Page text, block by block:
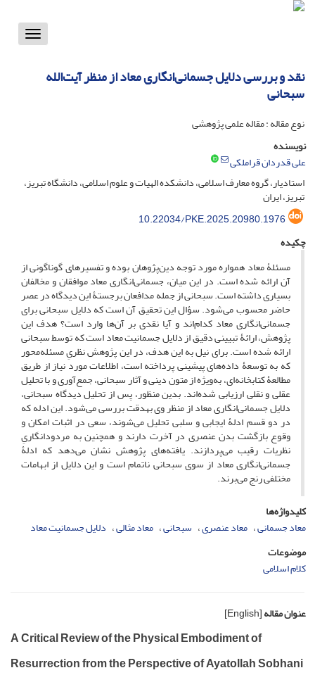
Toggle
نقد و بررسی دلایل جسمانی‌انگاری معاد از منظر آیت‌الله
سبحانی
نوع مقاله : مقاله علمی پژوهشی
نویسنده
علی قدردان قراملکی
استادیار، گروه معارف اسلامی، دانشکده الهیات و علوم اسلامی، دانشگاه تبریز،
تبریز، ایران
10.22034/PKE.2025.20980.1976
چکیده
مسئلۀ معاد همواره مورد توجه دین‌پژوهان بوده و تفسیرهای گوناگونی از
آن ارائه شده است. در این میان، جسمانی‌انگاری معاد موافقان و مخالفان
بسیاری داشته است. سبحانی از جمله مدافعان برجستۀ این دیدگاه در عصر
حاضر محسوب می‌شود. سؤال این تحقیق آن است که دلایل سبحانی برای
جسمانی‌انگاری معاد کدام‌اند و آیا نقدی بر آن‌ها وارد است؟ هدف این
پژوهش، ارائۀ تبیینی دقیق از دلایل جسمانیت معاد است که توسط سبحانی
ارائه شده است. برای نیل به این هدف، در این پژوهش نظریِ مسئله‌محور
که به توسعۀ داده‌های پیشینی پرداخته است، اطلاعات مورد نیاز از طریق
مطالعۀ کتابخانه‌ای، به‌ویژه از متون دینی و آثار سبحانی، جمع‌آوری و با تحلیل
عقلی و نقلی ارزیابی شده‌اند. بدین منظور، پس از تحلیل دیدگاه‌ سبحانی،
دلایل جسمانی‌انگاری معاد از منظر وی به‎دقت بررسی می‌شود. این ادله که
در دو قسم ادلۀ ایجابی و سلبی تحلیل می‌شوند، سعی در اثبات امکان و
وقوع بازگشت بدن عنصری در آخرت دارند و همچنین به مردودانگاریِ
نظریات رقیب می‌پردازند. یافته‌های پژوهش نشان می‌دهد که ادلۀ
جسمانی‌انگاری معاد از سوی سبحانی ناتمام است و این دلایل از ابهامات
مختلفی رنج می‌برند.
کلیدواژه‌ها
معاد جسمانی معاد عنصری سبحانی معاد مثالی دلایل جسمانیت معاد
موضوعات
کلام اسلامی
عنوان مقاله[English]
A Critical Review of the Physical Embodiment of
Resurrection from the Perspective of Ayatollah Sobhani